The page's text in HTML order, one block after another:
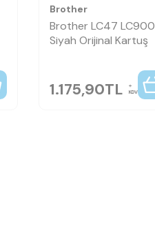
Brother
Brother LC47 LC900
Siyah Orijinal Kartuş
1.175,90TL KDV